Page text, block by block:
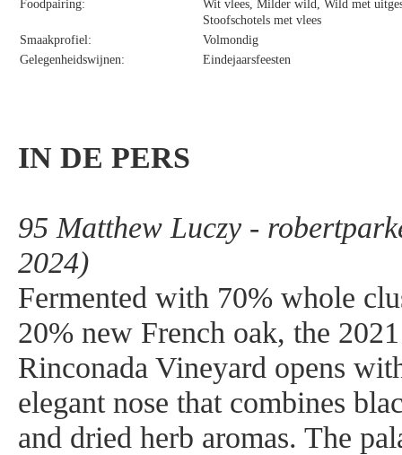
Foodpairing:
Wit vlees, Milder wild, Wild met
Stoofschotels met vlees
Smaakprofiel:
Volmondig
Gelegenheidswijnen:
Eindejaarsfeesten
IN DE PERS
95 Matthew Luczy -
2024)
Fermented with 70% whole
20% new French oak, the
Rinconada Vineyard opens
elegant nose that combines
and dried herb aromas. The